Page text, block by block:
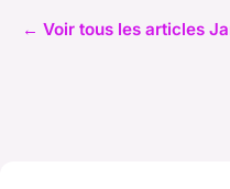
← Voir tous les articles